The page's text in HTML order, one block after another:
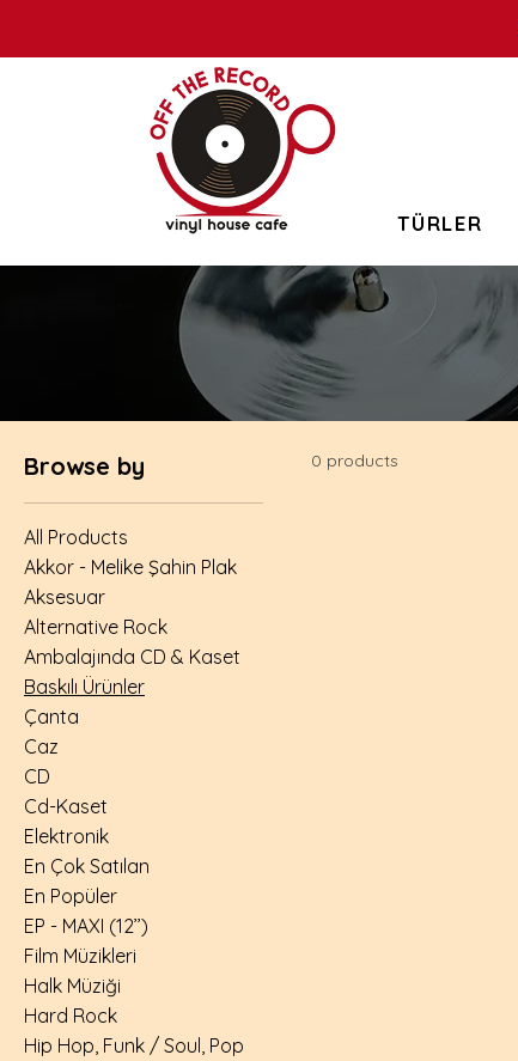
TÜRLER
Browse by
All Products
Akkor - Melike Şahin Plak
Aksesuar
Alternative Rock
Ambalajında CD & Kaset
Baskılı Ürünler
Çanta
Caz
CD
Cd-Kaset
Elektronik
En Çok Satılan
En Popüler
EP - MAXI (12’’)
Film Müzikleri
Halk Müziği
Hard Rock
Hip Hop, Funk / Soul, Pop
0 products